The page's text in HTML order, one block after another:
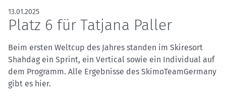
13.01.2025
Platz 6 für Tatjana Paller
Beim ersten Weltcup des Jahres standen im Skiresort
Shahdag ein Sprint, ein Vertical sowie ein Individual auf
dem Programm. Alle Ergebnisse des SkimoTeamGermany
gibt es hier.